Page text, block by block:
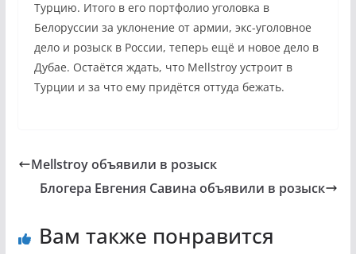
Турцию. Итого в его портфолио уголовка в
Белоруссии за уклонение от армии, экс-уголовное
дело и розыск в России, теперь ещё и новое дело в
Дубае. Остаётся ждать, что Mellstroy устроит в
Турции и за что ему придётся оттуда бежать.
Mellstroy объявили в розыск
Блогера Евгения Савина объявили в розыск
Вам также понравится